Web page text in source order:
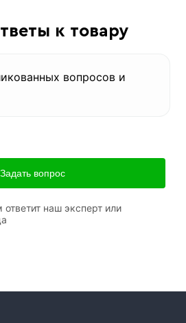
к товару
вопросов и
Задать вопрос
наш эксперт или